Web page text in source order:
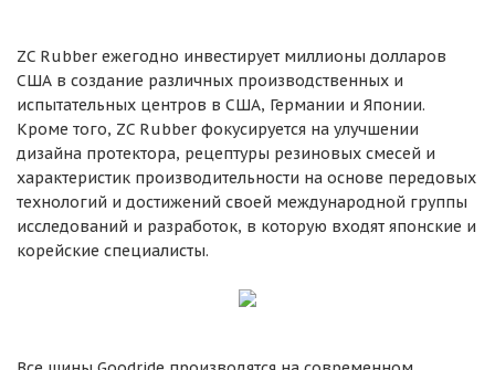
ZC Rubber ежегодно инвестирует миллионы долларов
США в создание различных производственных и
испытательных центров в США, Германии и Японии.
Кроме того, ZC Rubber фокусируется на улучшении
дизайна протектора, рецептуры резиновых смесей и
характеристик производительности на основе передовых
технологий и достижений своей международной группы
исследований и разработок, в которую входят японские и
корейские специалисты.